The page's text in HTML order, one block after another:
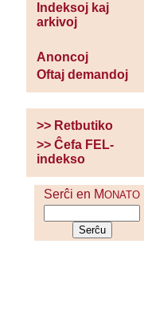
Indeksoj kaj
arkivoj
Anoncoj
Oftaj demandoj
>> Retbutiko
>> Ĉefa FEL-
indekso
Serĉi en MONATO